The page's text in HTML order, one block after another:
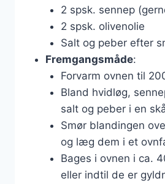
2 spsk. sennep
2 spsk. olivenolie
Salt og peber efter
Fremgangsmåde:
Forvarm ovnen til
Bland hvidløg,
salt og peber i en
Smør blandingen
og læg dem i et
Bages i ovnen i ca.
eller indtil de er